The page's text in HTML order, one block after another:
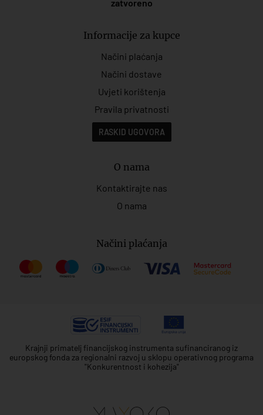
zatvoreno
Informacije za kupce
Načini plaćanja
Načini dostave
Uvjeti korištenja
Pravila privatnosti
RASKID UGOVORA
O nama
Kontaktirajte nas
O nama
Načini plaćanja
Krajnji primatelj financijskog instrumenta sufinanciranog iz
europskog fonda za regionalni razvoj u sklopu operativnog programa
"Konkurentnost i kohezija"